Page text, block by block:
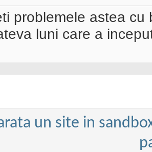
problemele astea
luni care a
un site in